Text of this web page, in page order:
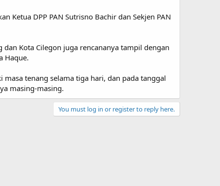
Ketua DPP PAN Sutrisno Bachir dan Sekjen PAN
Kota Cilegon juga rencananya tampil dengan
Haque.
tenang selama tiga hari, dan pada tanggal
masing-masing.
You must log in or register to reply here.